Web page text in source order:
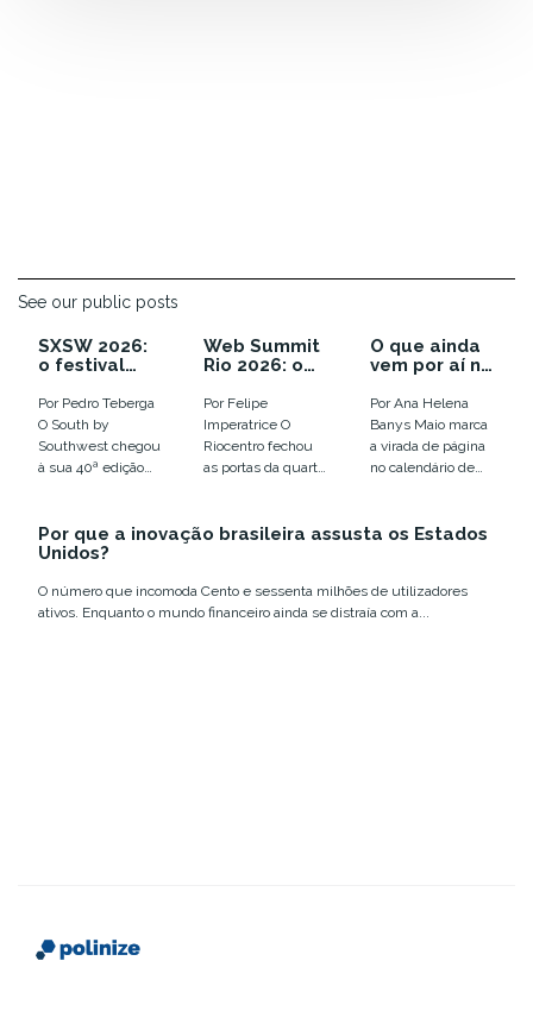
See our public posts
SXSW 2026:
o festival
as
tendências e
colocou o
humano em
xeque
Por Pedro Teberga
O South by
Southwest chegou
à sua 40ª edição
Web Summit
Rio 2026: o
euforia com
IA virou
disputa por
infraestrutur
Por Felipe
Imperatrice O
Riocentro fechou
as portas da quarta
números que
O que ainda
vem por aí no
de inovação
de 2026
Por Ana Helena
Banys Maio marca
a virada de página
no calendário de
inovação no
Por que a inovação brasileira assusta os Estados
Unidos?
O número que incomoda Cento e sessenta milhões de utilizadores
ativos. Enquanto o mundo financeiro ainda se distraía com a...